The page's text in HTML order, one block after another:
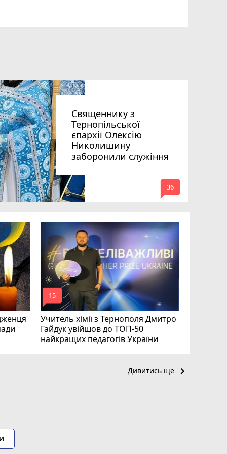
Священнику з
Тернопільської
єпархії Олексію
Николишину
заборонили служіння
mode_comment
36
Учитель хімії з Тернополя Дмитро
Гайдук увійшов до ТОП-50
найкращих педагогів України
mode_comment
15
Дивитись ще keyboard_arrow_right